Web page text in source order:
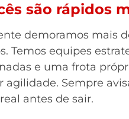
são rápidos
demoramos mais
Temos equipes
e uma frota
agilidade. Sempre
antes de sair.